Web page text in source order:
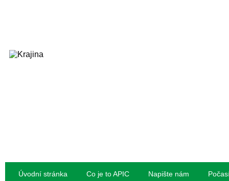
Úvodní stránka Co je to APIC Napište nám